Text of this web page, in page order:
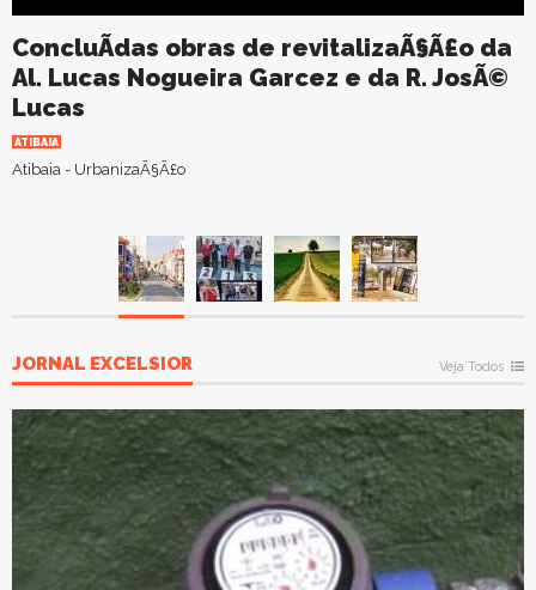
ConcluÃ­das obras de revitalizaÃ§Ã£o da
Al. Lucas Nogueira Garcez e da R. JosÃ©
Lucas
ATIBAIA
Atibaia - UrbanizaÃ§Ã£o
JORNAL EXCELSIOR Veja Todos